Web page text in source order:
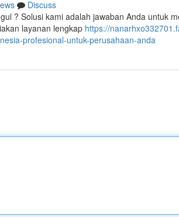
Discuss
? Solusi kami adalah jawaban Anda untuk
layanan lengkap https://
profesional-untuk-perusahaan-anda